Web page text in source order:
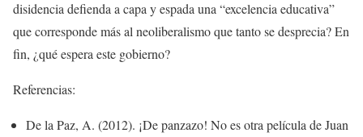
disidencia defienda a capa y espada una “excelencia educativa”
que corresponde más al neoliberalismo que tanto se desprecia? En
fin, ¿qué espera este gobierno?
Referencias:
De la Paz, A. (2012). ¡De panzazo! No es otra película de Juan